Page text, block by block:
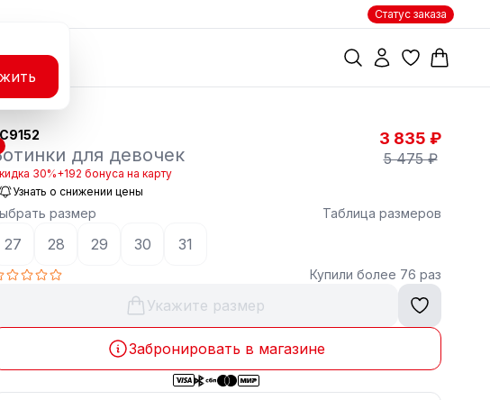
Статус заказа
3 835 ₽
5 475 ₽
для девочек
30%+192 бонуса на карту
Узнать о снижении цены
размер Таблица размеров
27 28 29 30 31
Купили более 76 раз
Укажите размер
Забронировать в магазине